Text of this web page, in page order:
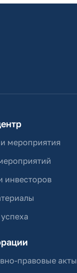
мероприятия
инвесторов
правовые акты